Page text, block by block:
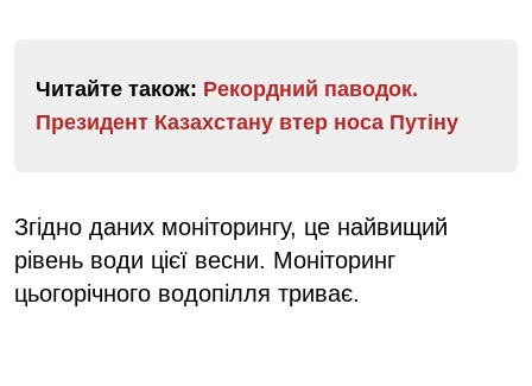
Читайте також: Рекордний паводок.
Президент Казахстану втер носа Путіну
Згідно даних моніторингу, це найвищий
рівень води цієї весни. Моніторинг
цьогорічного водопілля триває.